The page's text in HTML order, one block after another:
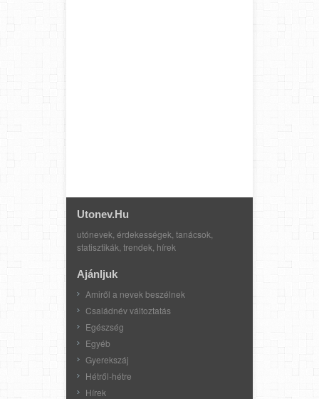
Utonev.hu
utónevek, érdekességek, tanácsok,
statisztikák, trendek, hírek
Ajánljuk
Amiről a nevek beszélnek
Családnév változtatás
Egészség
Egyéb
Gyerekszáj
Hétről-hétre
Hírek